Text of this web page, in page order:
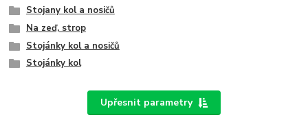
Stojany kol a nosičů
Na zeď, strop
Stojánky kol a nosičů
Stojánky kol
Upřesnit parametry